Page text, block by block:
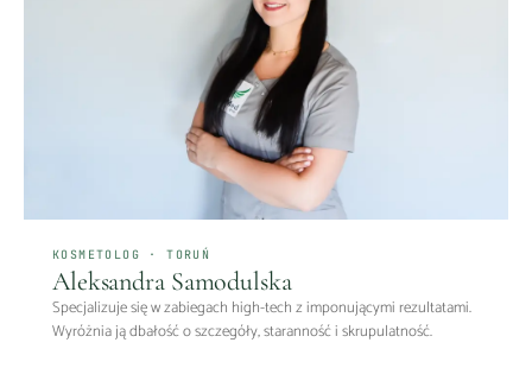
KOSMETOLOG · TORUŃ
Aleksandra Samodulska
Specjalizuje się w zabiegach high-tech z imponującymi rezultatami.
Wyróżnia ją dbałość o szczegóły, staranność i skrupulatność.